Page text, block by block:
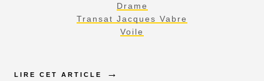
Drame
Transat Jacques Vabre
Voile
LIRE CET ARTICLE